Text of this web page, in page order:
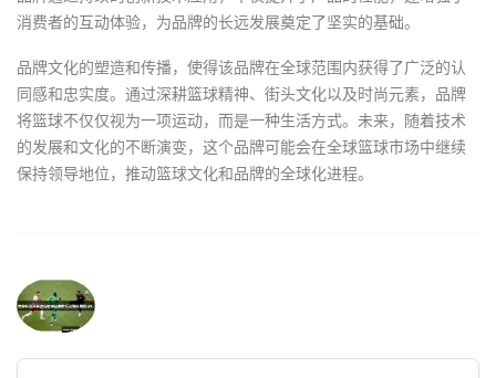
消费者的互动体验，为品牌的长远发展奠定了坚实的基础。
品牌文化的塑造和传播，使得该品牌在全球范围内获得了广泛的认
同感和忠实度。通过深耕篮球精神、街头文化以及时尚元素，品牌
将篮球不仅仅视为一项运动，而是一种生活方式。未来，随着技术
的发展和文化的不断演变，这个品牌可能会在全球篮球市场中继续
保持领导地位，推动篮球文化和品牌的全球化进程。